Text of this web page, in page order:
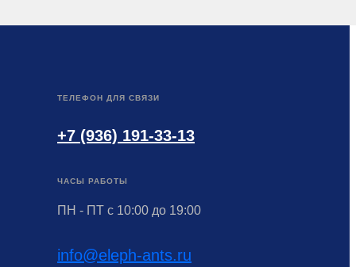
ТЕЛЕФОН ДЛЯ СВЯЗИ
+7 (936) 191-33-13
ПН - ПТ с 10:00 до 19:00
info@eleph-ants.ru
ЧАСЫ РАБОТЫ